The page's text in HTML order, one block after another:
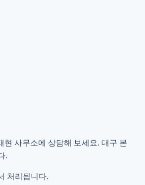
사무소에 상담해 보세요. 대구 본
.
처리됩니다.